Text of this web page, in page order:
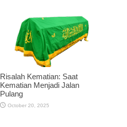
Risalah Kematian: Saat
Kematian Menjadi Jalan
Pulang
October 20, 2025